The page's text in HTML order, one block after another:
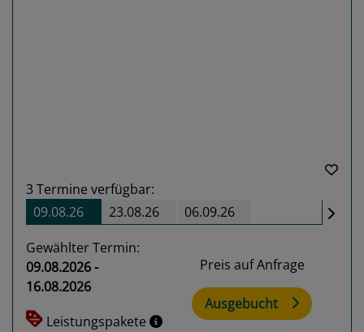
3 Termine verfügbar:
09.08.26
23.08.26 06.09.26
Gewählter Termin:
09.08.2026 -
16.08.2026
Leistungspakete
Preis auf Anfrage
Ausgebucht